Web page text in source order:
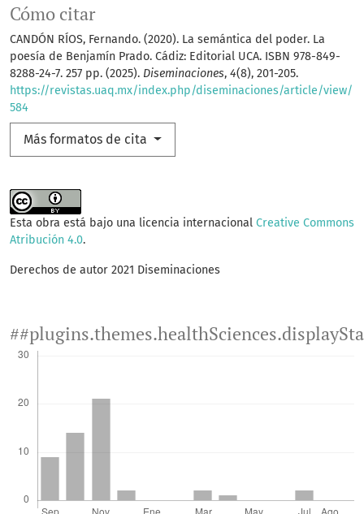
Cómo citar
CANDÓN RÍOS, Fernando. (2020). La semántica del poder. La
poesía de Benjamín Prado. Cádiz: Editorial UCA. ISBN 978-849-
8288-24-7. 257 pp. (2025). Diseminaciones, 4(8), 201-205.
https://revistas.uaq.mx/index.php/diseminaciones/article/view/
584
Más formatos de cita
Esta obra está bajo una licencia internacional Creative Commons
Atribución 4.0.
Derechos de autor 2021 Diseminaciones